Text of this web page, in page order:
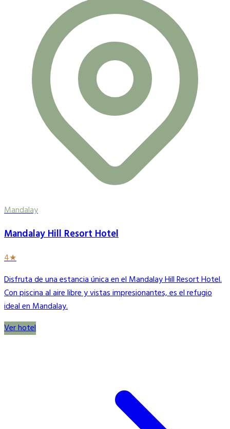
Mandalay
Mandalay Hill Resort Hotel
4★
Disfruta de una estancia única en el Mandalay Hill Resort Hotel.
Con piscina al aire libre y vistas impresionantes, es el refugio
ideal en Mandalay.
Ver hotel